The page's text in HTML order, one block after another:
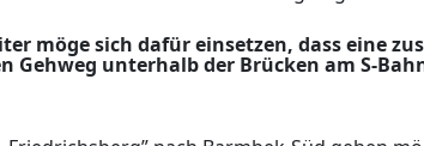
möge sich dafür einsetzen, dass eine
Gehweg unterhalb der Brücken am S-